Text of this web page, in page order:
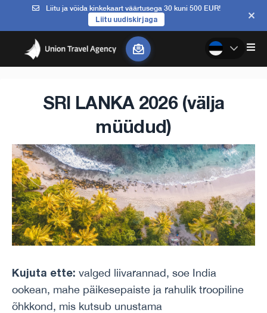
Liitu ja võida kinkekaart väärtusega 30 kuni 500 EUR!
Liitu uudiskirjaga
SRI LANKA 2026 (välja
müüdud)
Kujuta ette: valged liivarannad, soe India
ookean, mahe päikesepaiste ja rahulik troopiline
õhkkond, mis kutsub unustama